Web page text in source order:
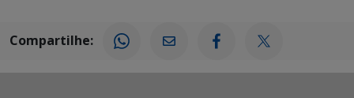
Compartilhe: